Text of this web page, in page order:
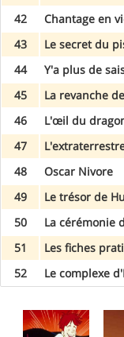
42
Chantage en
43
Le secret du
44
Y'a plus de
45
La revanche
46
L'œil du
47
48
Oscar Nivore
49
Le trésor de
50
La cérémonie
51
Les fiches
52
Le complexe